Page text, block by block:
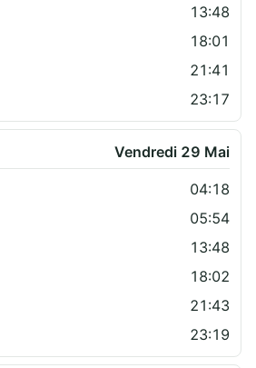
13:48
18:01
21:41
23:17
Vendredi 29 Mai
04:18
05:54
13:48
18:02
21:43
23:19